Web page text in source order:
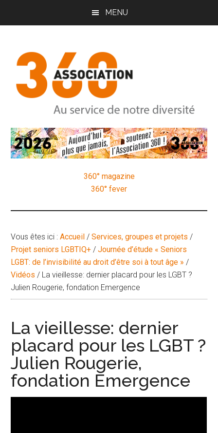
latérale
principale
MENU
Association
360
Au
service
de
360° magazine
360° fever
Vous êtes ici :Accueil / Services, groupes et projets /
Projet seniors LGBTIQ+ / Journée d’étude « Seniors
LGBT: de l’invisibilité au droit d’être soi à tout âge » /
Vidéos / La vieillesse: dernier placard pour les LGBT ?
Julien Rougerie, fondation Emergence
La vieillesse: dernier
placard pour les LGBT ?
Julien Rougerie,
fondation Emergence